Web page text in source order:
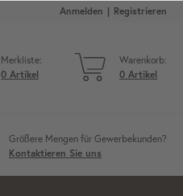
Anmelden Registrieren
Merkliste:
0 Artikel
Warenkorb:
0 Artikel
Größere Mengen für Gewerbekunden?
Kontaktieren Sie uns